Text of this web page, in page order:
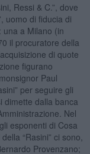
Ressi & C.”, dove
uomo di fiducia di
una a Milano (in
il procuratore della
di quote
figurano
Paul
per seguire gli
dimette dalla banca
Nel
esponenti di Cosa
“Rasini” ci sono,
Provenzano;